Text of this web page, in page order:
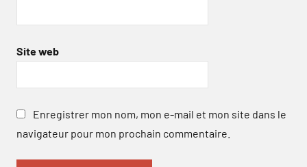
Site web
Enregistrer mon nom, mon e-mail et mon site dans le
navigateur pour mon prochain commentaire.